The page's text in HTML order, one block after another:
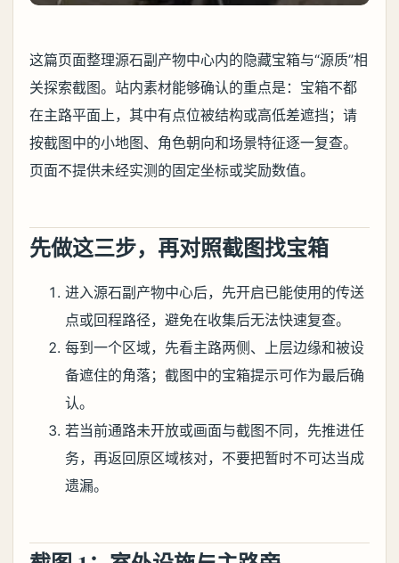
这篇页面整理源石副产物中心内的隐藏宝箱与“源质”相
关探索截图。站内素材能够确认的重点是：宝箱不都
在主路平面上，其中有点位被结构或高低差遮挡；请
按截图中的小地图、角色朝向和场景特征逐一复查。
页面不提供未经实测的固定坐标或奖励数值。
先做这三步，再对照截图找宝箱
进入源石副产物中心后，先开启已能使用的传送
点或回程路径，避免在收集后无法快速复查。
每到一个区域，先看主路两侧、上层边缘和被设
备遮住的角落；截图中的宝箱提示可作为最后确
认。
若当前通路未开放或画面与截图不同，先推进任
务，再返回原区域核对，不要把暂时不可达当成
遗漏。